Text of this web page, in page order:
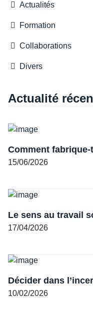
Actualités
Formation
Collaborations
Divers
Actualité
Comment
15/06/2026
Le sens au travail
17/04/2026
Décider dans
10/02/2026